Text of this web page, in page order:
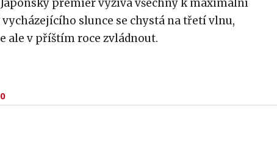
premiér vyzívá všechny k maximální
slunce se chystá na třetí vlnu,
ale v příštím roce zvládnout.
0